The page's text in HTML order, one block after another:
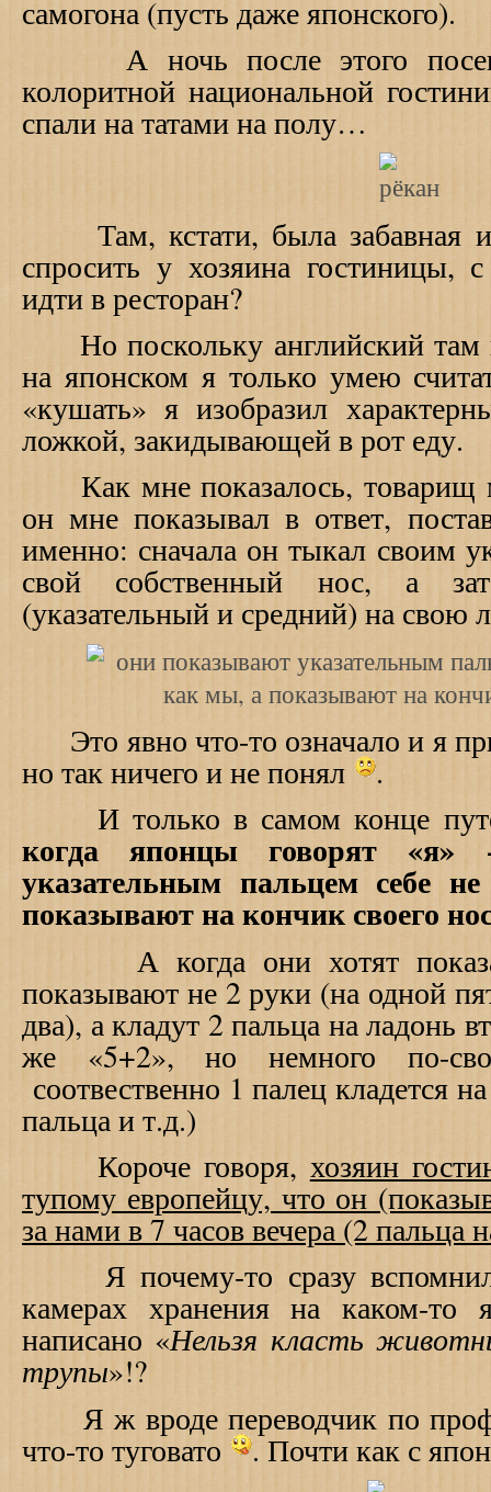
самогона (пусть даже японского).
А ночь после этого
колоритной национальной
спали на татами на полу…
Там, кстати, была забавная
спросить у хозяина гостиницы,
идти в ресторан?
Но поскольку английский
на японском я только умею
«кушать» я изобразил
ложкой, закидывающей в рот еду.
Как мне показалось, товарищ
он мне показывал в ответ,
именно: сначала он тыкал своим
свой собственный нос, а
(указательный и средний) на свою
Это явно что-то означало и я
но так ничего и не понял
.
И только в самом конце
когда японцы говорят «я»
указательным пальцем себе
показывают на кончик своего
А когда они хотят
показывают не 2 руки (на одной
два), а кладут 2 пальца на ладонь
же «5+2», но немного по-
соотвественно 1 палец кладется
пальца и т.д.)
Короче говоря, хозяин
тупому европейцу, что он
за нами в 7 часов вечера (2 пальца
Я почему-то сразу вспомнил
камерах хранения на каком-то
написано «Нельзя класть
трупы»!?
Я ж вроде переводчик по
что-то туговато .Почти как с